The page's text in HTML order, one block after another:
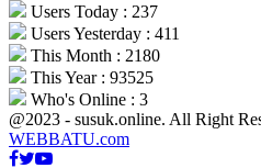
Users Today : 237
Users Yesterday : 411
This Month : 2180
This Year : 93525
Who's Online : 3
@2023 - susuk.online. All Right
WEBBATU.com
Facebook
Twitter
Youtube